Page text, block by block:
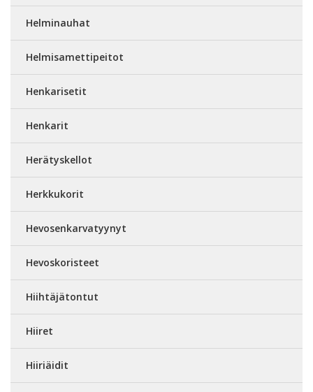
Helminauhat
Helmisamettipeitot
Henkarisetit
Henkarit
Herätyskellot
Herkkukorit
Hevosenkarvatyynyt
Hevoskoristeet
Hiihtäjätontut
Hiiret
Hiiriäidit